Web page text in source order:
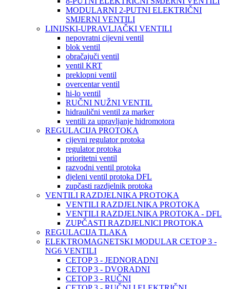
MODULARNI 2-PUTNI ELEKTRIČNI
SMJERNI VENTILI
LINIJSKI-UPRAVLJAČKI VENTILI
nepovratni cijevni ventil
blok ventil
obračajuči ventil
ventil KRT
preklopni ventil
overcentar ventil
hi-lo ventil
RUČNI NUŽNI VENTIL
hidraulični ventil za marker
ventili za upravljanje hidromotora
REGULACIJA PROTOKA
cijevni regulator protoka
regulator protoka
prioritetni ventil
razvodni ventil protoka
djeleni ventil protoka DFL
zupčasti razdjelnik protoka
VENTILI RAZDJELNIKA PROTOKA
VENTILI RAZDJELNIKA PROTOKA
VENTILI RAZDJELNIKA PROTOKA - DFL
ZUPČASTI RAZDJELNICI PROTOKA
REGULACIJA TLAKA
ELEKTROMAGNETSKI MODULAR CETOP 3 -
NG6 VENTILI
CETOP 3 - JEDNORADNI
CETOP 3 - DVORADNI
CETOP 3 - RUČNI